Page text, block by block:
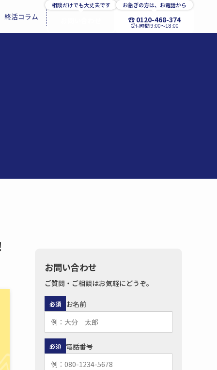
終活コラム
相談だけでも大丈夫です お急ぎの方は、お電話から
☎ 0120-468-374
受付時間 9:00〜18:00
お問い合わせ
ご質問・ご相談はお気軽にどうぞ。
お名前
必須
電話番号
必須